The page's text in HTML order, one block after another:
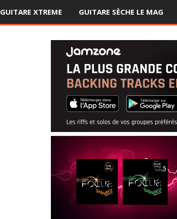
GUITARE XTREME GUITARE SÈCHE LE MAG